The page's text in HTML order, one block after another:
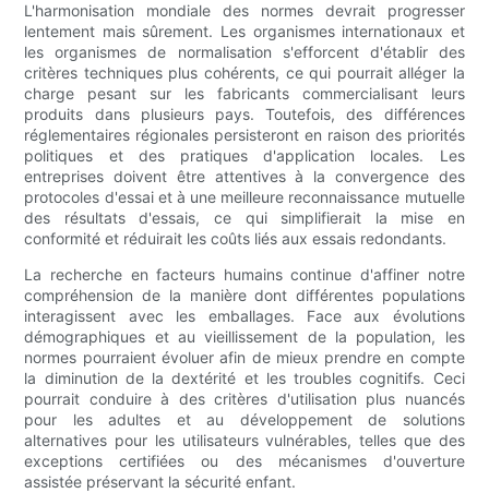
L'harmonisation mondiale des normes devrait progresser
lentement mais sûrement. Les organismes internationaux et
les organismes de normalisation s'efforcent d'établir des
critères techniques plus cohérents, ce qui pourrait alléger la
charge pesant sur les fabricants commercialisant leurs
produits dans plusieurs pays. Toutefois, des différences
réglementaires régionales persisteront en raison des priorités
politiques et des pratiques d'application locales. Les
entreprises doivent être attentives à la convergence des
protocoles d'essai et à une meilleure reconnaissance mutuelle
des résultats d'essais, ce qui simplifierait la mise en
conformité et réduirait les coûts liés aux essais redondants.
La recherche en facteurs humains continue d'affiner notre
compréhension de la manière dont différentes populations
interagissent avec les emballages. Face aux évolutions
démographiques et au vieillissement de la population, les
normes pourraient évoluer afin de mieux prendre en compte
la diminution de la dextérité et les troubles cognitifs. Ceci
pourrait conduire à des critères d'utilisation plus nuancés
pour les adultes et au développement de solutions
alternatives pour les utilisateurs vulnérables, telles que des
exceptions certifiées ou des mécanismes d'ouverture
assistée préservant la sécurité enfant.